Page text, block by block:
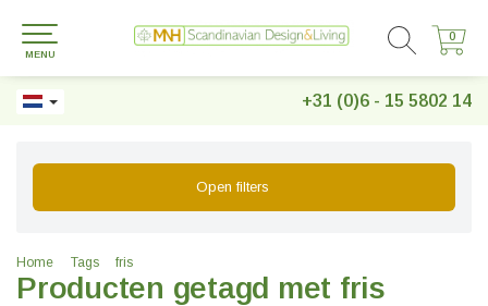
+31 (0)6 - 15 5802 14
0
0
MENU
Open filters
Home Tags fris
Producten getagd met fris